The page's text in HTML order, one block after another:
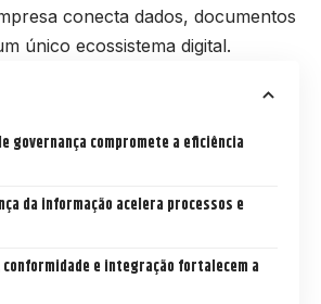
conecta dados, documentos
único ecossistema digital.
governança compromete a eficiência
da informação acelera processos e
conformidade e integração fortalecem a